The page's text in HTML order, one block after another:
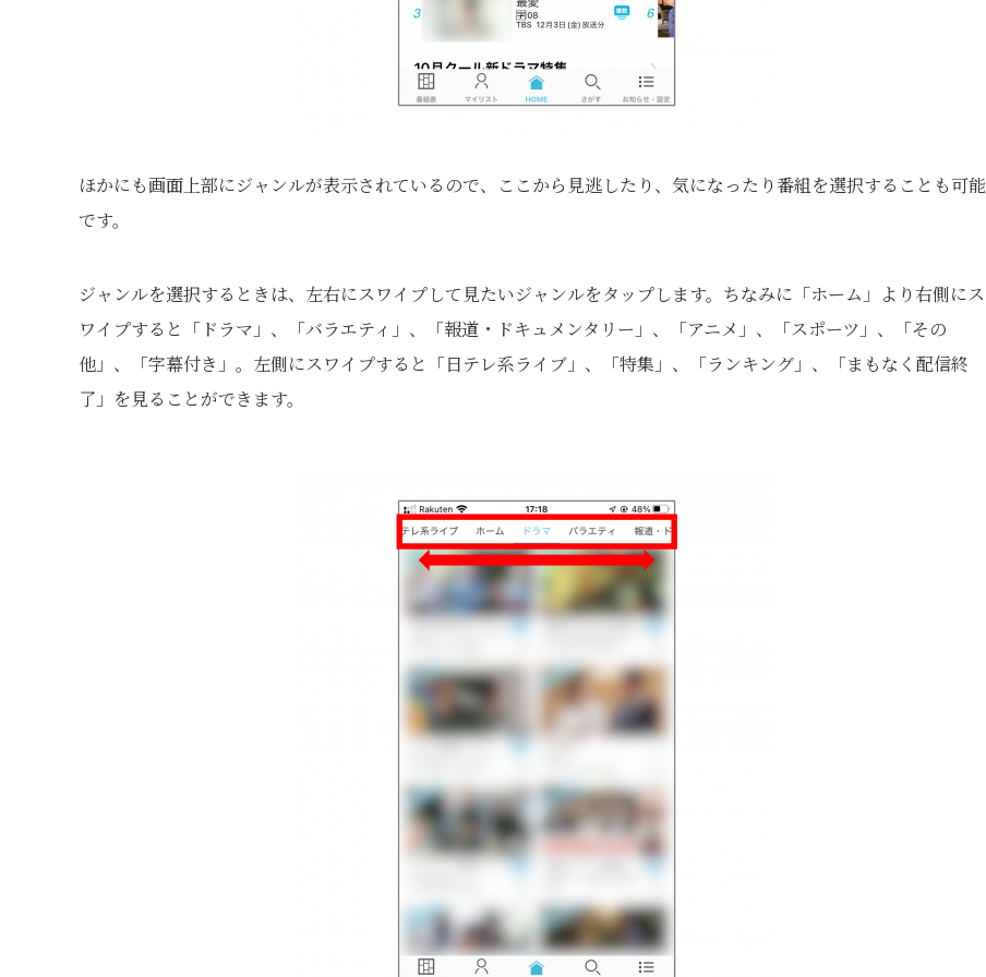
ほかにも画面上部にジャンルが表示されているので、ここから見逃したり、気になったり番組を選択することも可能
です。
ジャンルを選択するときは、左右にスワイプして見たいジャンルをタップします。ちなみに「ホーム」より右側にス
ワイプすると「ドラマ」、「バラエティ」、「報道・ドキュメンタリー」、「アニメ」、「スポーツ」、「その
他」、「字幕付き」。左側にスワイプすると「日テレ系ライブ」、「特集」、「ランキング」、「まもなく配信終
了」を見ることができます。